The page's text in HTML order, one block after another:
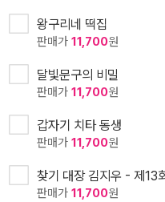
왕구리네 떡집
판매가 11,700원
달빛문구의 비밀
판매가 11,700원
갑자기 치타 동생
판매가 11,700원
찾기 대장 김지우 - 제13
판매가 11,700원